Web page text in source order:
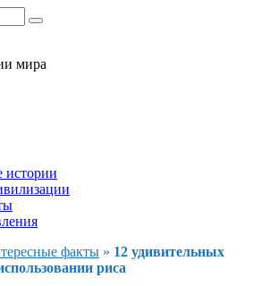
мира
истории
факты » 12 удивительных
риса